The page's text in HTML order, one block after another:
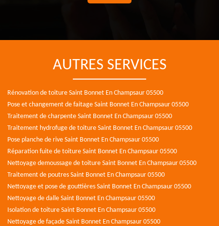
AUTRES SERVICES
Rénovation de toiture Saint Bonnet En Champsaur 05500
Pose et changement de faitage Saint Bonnet En Champsaur 05500
Traitement de charpente Saint Bonnet En Champsaur 05500
Traitement hydrofuge de toiture Saint Bonnet En Champsaur 05500
Pose planche de rive Saint Bonnet En Champsaur 05500
Réparation fuite de toiture Saint Bonnet En Champsaur 05500
Nettoyage demoussage de toiture Saint Bonnet En Champsaur 05500
Traitement de poutres Saint Bonnet En Champsaur 05500
Nettoyage et pose de gouttières Saint Bonnet En Champsaur 05500
Nettoyage de dalle Saint Bonnet En Champsaur 05500
Isolation de toiture Saint Bonnet En Champsaur 05500
Nettoyage de façade Saint Bonnet En Champsaur 05500